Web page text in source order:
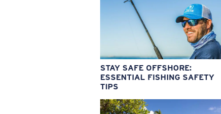
STAY SAFE OFFSHORE:
ESSENTIAL FISHING SAFETY
TIPS